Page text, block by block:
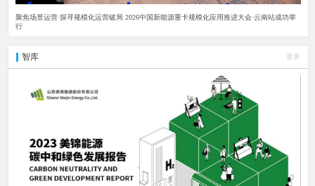
聚焦场景运营 探寻规模化运营破局 2026中国新能源重卡规模化应用推进大会·云南站成功举
行
智库 更多